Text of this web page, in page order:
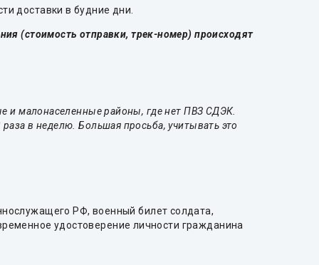
доставки в будние дни.
(стоимость отправки, трек-номер) происходят
и малонаселенные районы, где нет ПВЗ СДЭК.
в неделю. Большая просьба, учитывать это
РФ, военный билет солдата,
удостоверение личности гражданина